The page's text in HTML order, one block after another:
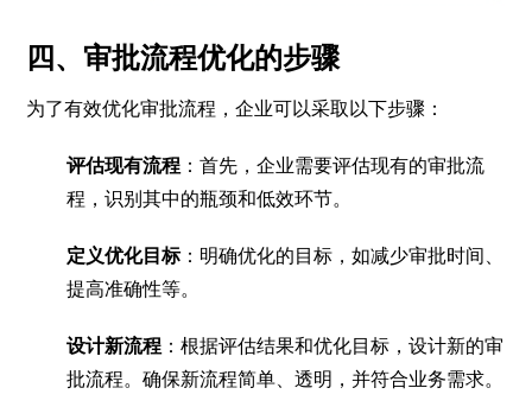
四、审批流程优化的步骤
为了有效优化审批流程，企业可以采取以下步骤：
评估现有流程 ：首先，企业需要评估现有的审批流
程，识别其中的瓶颈和低效环节。
定义优化目标：明确优化的目标，如减少审批时间、
提高准确性等。
设计新流程 ：根据评估结果和优化目标，设计新的审
批流程。确保新流程简单、透明，并符合业务需求。